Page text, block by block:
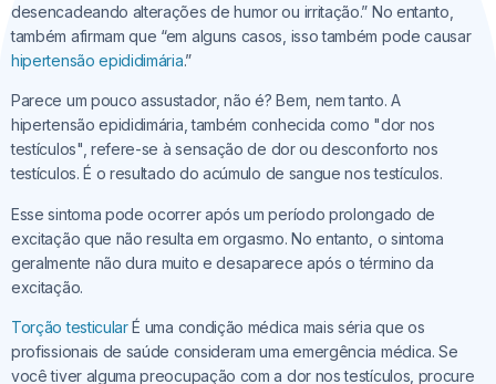
desencadeando alterações de humor ou irritação.” No entanto,
também afirmam que “em alguns casos, isso também pode causar
hipertensão epididimária.”
Parece um pouco assustador, não é? Bem, nem tanto. A
hipertensão epididimária, também conhecida como "dor nos
testículos", refere-se à sensação de dor ou desconforto nos
testículos. É o resultado do acúmulo de sangue nos testículos.
Esse sintoma pode ocorrer após um período prolongado de
excitação que não resulta em orgasmo. No entanto, o sintoma
geralmente não dura muito e desaparece após o término da
excitação.
Torção testicularÉ uma condição médica mais séria que os
profissionais de saúde consideram uma emergência médica. Se
você tiver alguma preocupação com a dor nos testículos, procure